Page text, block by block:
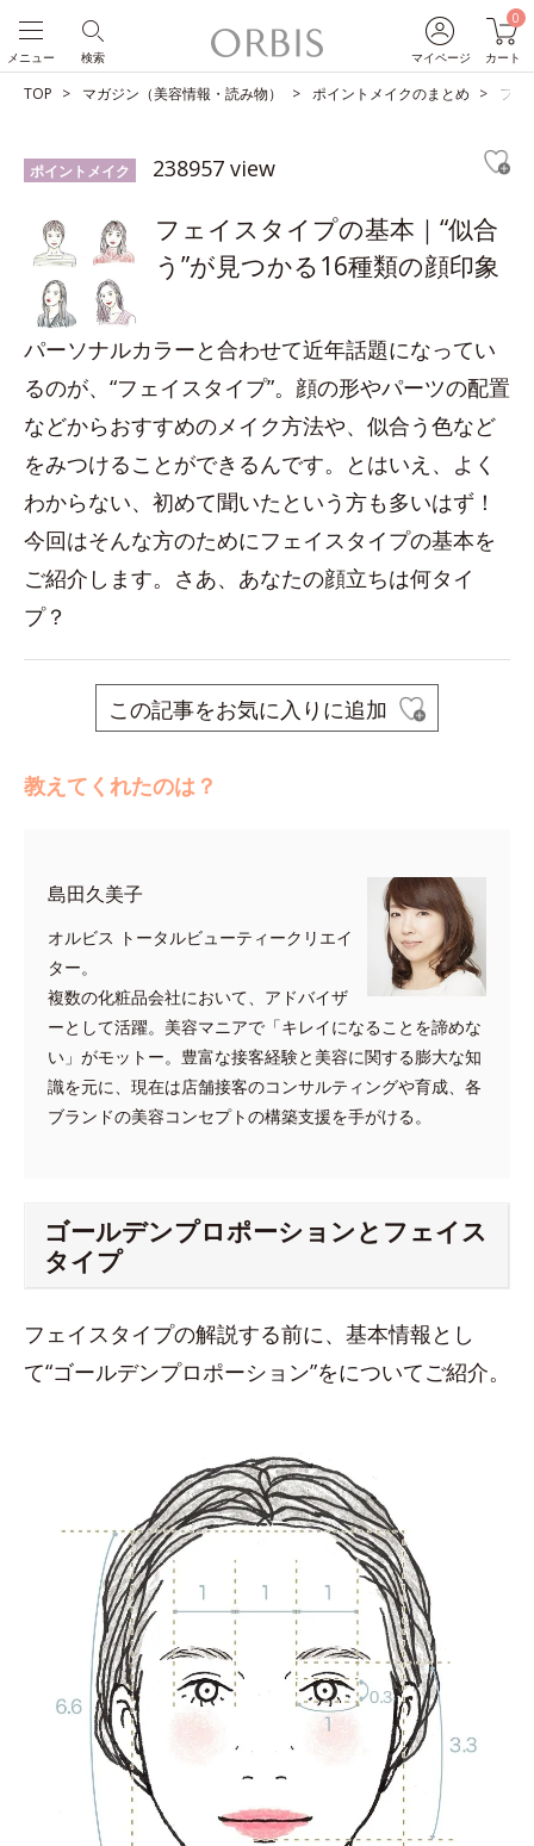
マイページ
0
カート
検索
メニュー
TOP マガジン（美容情報・読み物） ポイントメイクのまとめ フェ
ポイントメイク 238957 view
フェイスタイプの基本｜“似合
う”が見つかる16種類の顔印象
パーソナルカラーと合わせて近年話題になってい
るのが、“フェイスタイプ”。顔の形やパーツの配置
などからおすすめのメイク方法や、似合う色など
をみつけることができるんです。とはいえ、よく
わからない、初めて聞いたという方も多いはず！
今回はそんな方のためにフェイスタイプの基本を
ご紹介します。さあ、あなたの顔立ちは何タイ
プ？
この記事をお気に入りに追加
教えてくれたのは？
島田久美子
オルビス トータルビューティークリエイ
ター。
複数の化粧品会社において、アドバイザ
ーとして活躍。美容マニアで「キレイになることを諦めな
い」がモットー。豊富な接客経験と美容に関する膨大な知
識を元に、現在は店舗接客のコンサルティングや育成、各
ブランドの美容コンセプトの構築支援を手がける。
ゴールデンプロポーションとフェイス
タイプ
フェイスタイプの解説する前に、基本情報とし
て“ゴールデンプロポーション”をについてご紹介。